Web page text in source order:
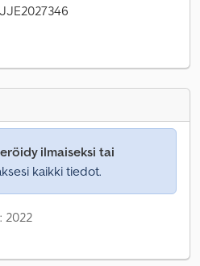
ilmaiseksi tai
kaikki tiedot.
2022